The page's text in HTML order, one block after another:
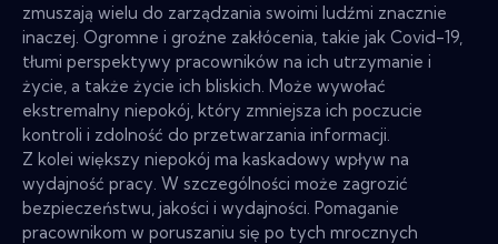
zmuszają wielu do zarządzania swoimi ludźmi znacznie
inaczej. Ogromne i groźne zakłócenia, takie jak Covid-19,
tłumi perspektywy pracowników na ich utrzymanie i
życie, a także życie ich bliskich. Może wywołać
ekstremalny niepokój, który zmniejsza ich poczucie
kontroli i zdolność do przetwarzania informacji.
Z kolei większy niepokój ma kaskadowy wpływ na
wydajność pracy. W szczególności może zagrozić
bezpieczeństwu, jakości i wydajności. Pomaganie
pracownikom w poruszaniu się po tych mrocznych